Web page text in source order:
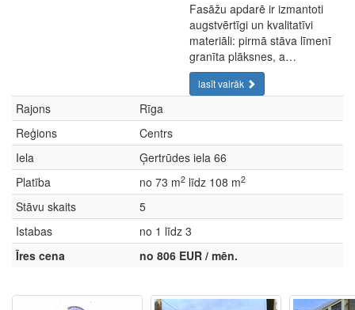
Fasāžu apdarē ir izmantoti
augstvērtīgi un kvalitatīvi
materiāli: pirmā stāva līmenī
granīta plāksnes, a…
lasīt vairāk
Rajons
Rīga
Reģions
Centrs
Iela
Ģertrūdes iela 66
Platība
no 73 m2 līdz 108 m2
Stāvu skaits
5
Istabas
no 1 līdz 3
Īres cena
no 806 EUR / mēn.